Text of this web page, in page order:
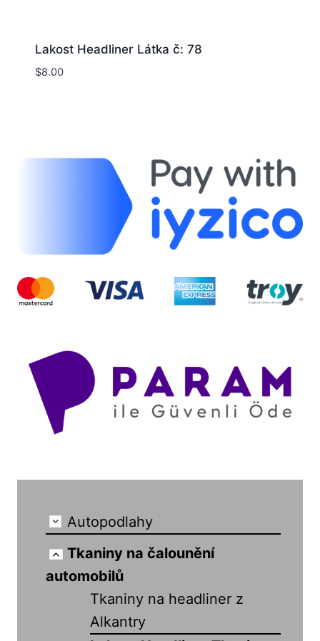
Lakost Headliner Látka č: 78
$8.00
Autopodlahy
Tkaniny na čalounění
automobilů
Tkaniny na headliner z
Alkantry